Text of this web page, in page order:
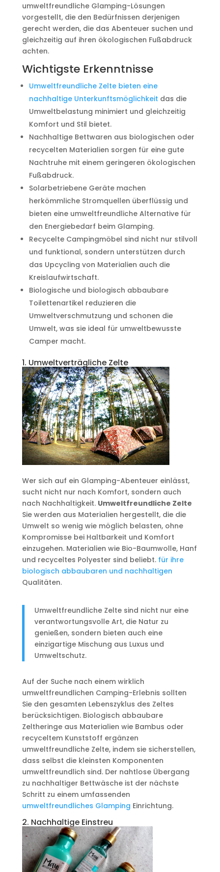
umweltfreundliche Glamping-Lösungen
vorgestellt, die den Bedürfnissen derjenigen
gerecht werden, die das Abenteuer suchen und
gleichzeitig auf ihren ökologischen Fußabdruck
achten.
Wichtigste Erkenntnisse
Umweltfreundliche Zelte bieten eine
nachhaltige Unterkunftsmöglichkeit das die
Umweltbelastung minimiert und gleichzeitig
Komfort und Stil bietet.
Nachhaltige Bettwaren aus biologischen oder
recycelten Materialien sorgen für eine gute
Nachtruhe mit einem geringeren ökologischen
Fußabdruck.
Solarbetriebene Geräte machen
herkömmliche Stromquellen überflüssig und
bieten eine umweltfreundliche Alternative für
den Energiebedarf beim Glamping.
Recycelte Campingmöbel sind nicht nur stilvoll
und funktional, sondern unterstützen durch
das Upcycling von Materialien auch die
Kreislaufwirtschaft.
Biologische und biologisch abbaubare
Toilettenartikel reduzieren die
Umweltverschmutzung und schonen die
Umwelt, was sie ideal für umweltbewusste
Camper macht.
1. Umweltverträgliche Zelte
Wer sich auf ein Glamping-Abenteuer einlässt,
sucht nicht nur nach Komfort, sondern auch
nach Nachhaltigkeit. Umweltfreundliche Zelte
Sie werden aus Materialien hergestellt, die die
Umwelt so wenig wie möglich belasten, ohne
Kompromisse bei Haltbarkeit und Komfort
einzugehen. Materialien wie Bio-Baumwolle, Hanf
und recyceltes Polyester sind beliebt. für ihre
biologisch abbaubaren und nachhaltigen
Qualitäten.
Umweltfreundliche Zelte sind nicht nur eine
verantwortungsvolle Art, die Natur zu
genießen, sondern bieten auch eine
einzigartige Mischung aus Luxus und
Umweltschutz.
Auf der Suche nach einem wirklich
umweltfreundlichen Camping-Erlebnis sollten
Sie den gesamten Lebenszyklus des Zeltes
berücksichtigen. Biologisch abbaubare
Zeltheringe aus Materialien wie Bambus oder
recyceltem Kunststoff ergänzen
umweltfreundliche Zelte, indem sie sicherstellen,
dass selbst die kleinsten Komponenten
umweltfreundlich sind. Der nahtlose Übergang
zu nachhaltiger Bettwäsche ist der nächste
Schritt zu einem umfassenden
umweltfreundliches Glamping Einrichtung.
2. Nachhaltige Einstreu